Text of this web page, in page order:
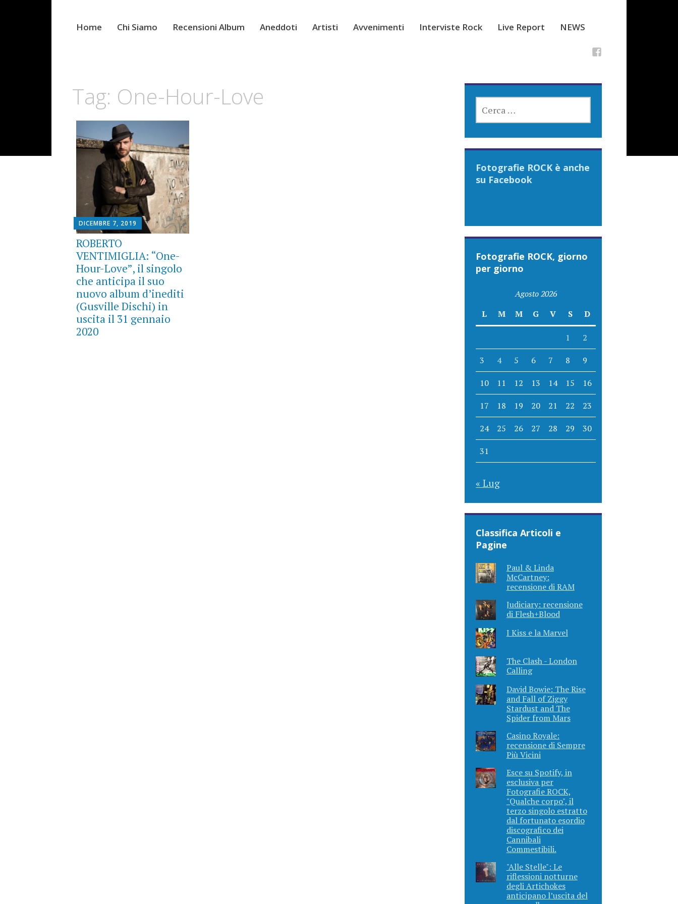
Home Chi Siamo Recensioni Album Aneddoti Artisti Avvenimenti Interviste Rock Live Report NEWS
Tag: One-Hour-Love
DICEMBRE 7, 2019
ROBERTO
VENTIMIGLIA: “One​-​
Hour​-​Love”, il singolo
che anticipa il suo
nuovo album d’inediti
(Gusville Dischi) in
uscita il 31 gennaio
2020
PER:
Fotografie ROCK è anche
su Facebook
Fotografie ROCK, giorno
per giorno
Agosto 2026
L
M M G V S D
1 2
3 4 5 6 7 8 9
10 11 12 13 14 15 16
17 18 19 20 21 22 23
24 25 26 27 28 29 30
31
« Lug
Classifica Articoli e
Pagine
Paul & Linda
McCartney:
recensione di RAM
Judiciary: recensione
di Flesh+Blood
I Kiss e la Marvel
The Clash - London
Calling
David Bowie: The Rise
and Fall of Ziggy
Stardust and The
Spider from Mars
Casino Royale:
recensione di Sempre
Più Vicini
Esce su Spotify, in
esclusiva per
Fotografie ROCK,
"Qualche corpo", il
terzo singolo estratto
dal fortunato esordio
discografico dei
Cannibali
Commestibili.
"Alle Stelle": Le
riflessioni notturne
degli Artichokes
anticipano l’uscita del